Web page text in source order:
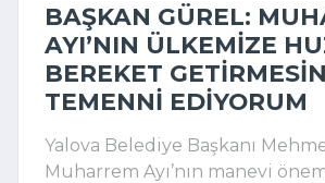
BAŞKAN GÜREL:
AYI’NIN ÜLKEMIZE
BEREKET
TEMENNI EDIYORUM
Yalova Belediye Başkanı
Muharrem Ayı’nın manevi